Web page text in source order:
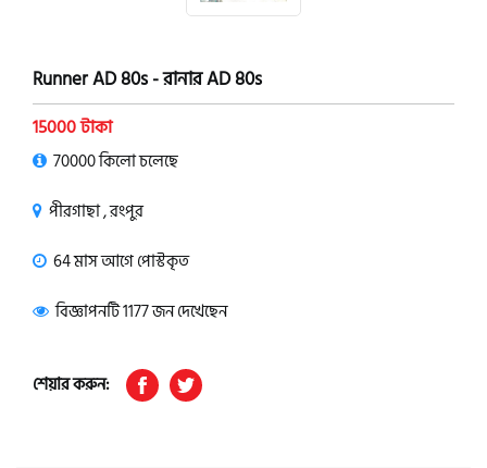
Runner AD 80s - রানার AD 80s
15000 টাকা
70000 কিলো চলেছে
পীরগাছা , রংপুর
64 মাস আগে পোস্টকৃত
বিজ্ঞাপনটি 1177 জন দেখেছেন
শেয়ার করুন: